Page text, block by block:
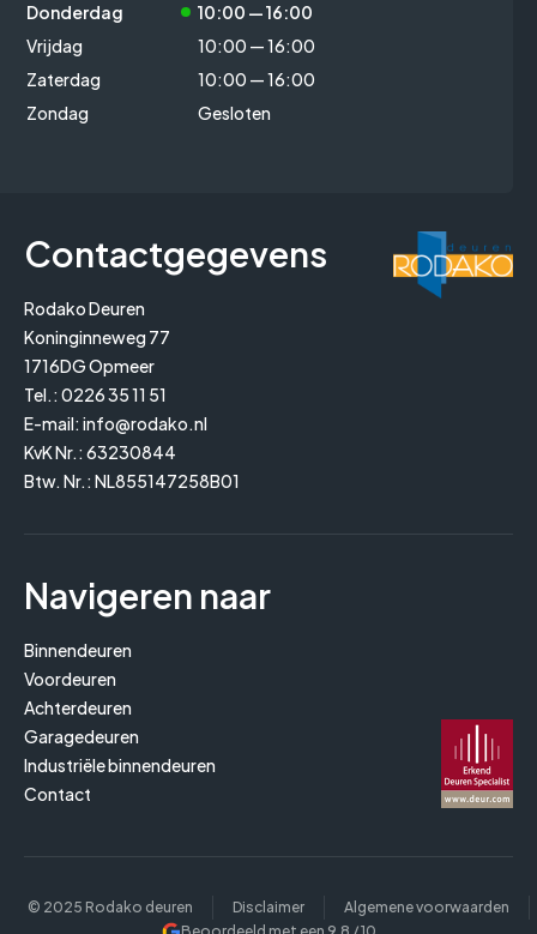
Donderdag
10:00 — 16:00
Vrijdag
10:00 — 16:00
Zaterdag
10:00 — 16:00
Zondag
Gesloten
Contactgegevens
Rodako Deuren
Koninginneweg 77
1716DG Opmeer
Tel.: 0226 35 11 51
E-mail: info@rodako.nl
KvK Nr.: 63230844
Btw. Nr.: NL855147258B01
Navigeren naar
Binnendeuren
Voordeuren
Achterdeuren
Garagedeuren
Industriële binnendeuren
Contact
© 2025 Rodako deuren Disclaimer
Algemene voorwaarden